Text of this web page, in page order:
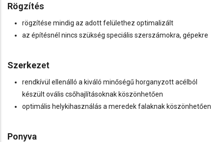
Rögzítés
rögzítése mindig az adott felülethez optimalizált
az építésnél nincs szükség speciális szerszámokra, gépekre
Szerkezet
rendkívül ellenálló a kiváló minőségű horganyzott acélból
készült ovális csőhajlításoknak köszönhetően
optimális helykihasználás a meredek falaknak köszönhetően
Ponyva